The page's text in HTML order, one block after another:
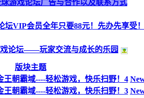
游戏论坛广告与合作以及联系方式
坛VIP会员全年只要88元！先办先享受！
论坛——玩家交流与成长的乐园
版块主题
王朝霸域----轻松游戏，快乐扫野！4
王朝霸域----轻松游戏，快乐扫野！3